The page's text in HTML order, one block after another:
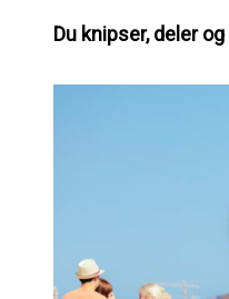
Du knipser, deler